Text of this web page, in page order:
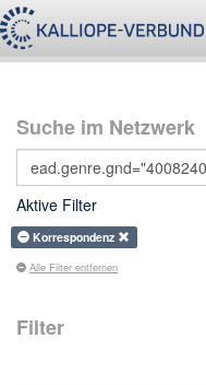
Suche im Netzwerk
Aktive Filter
Korrespondenz
Alle Filter entfernen
Filter